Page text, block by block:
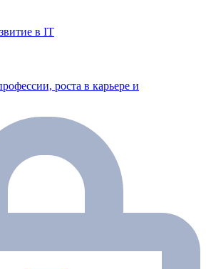
в IT
роста в карьере и